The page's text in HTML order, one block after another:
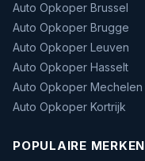
Auto Opkoper Brussel
Auto Opkoper Brugge
Auto Opkoper Leuven
Auto Opkoper Hasselt
Auto Opkoper Mechelen
Auto Opkoper Kortrijk
POPULAIRE MERKEN